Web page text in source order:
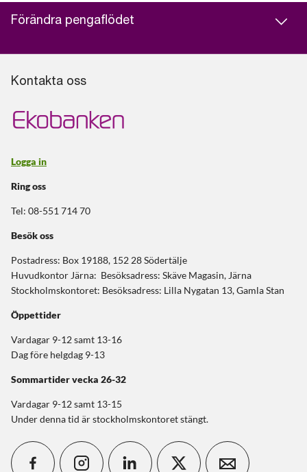
Förändra pengaflödet
Kontakta oss
Logga in
Ring oss
Tel: 08-551 714 70
Besök oss
Postadress: Box 19188, 152 28 Södertälje
Huvudkontor Järna: Besöksadress: Skäve Magasin, Järna
Stockholmskontoret: Besöksadress: Lilla Nygatan 13, Gamla Stan
Öppettider
Vardagar 9-12 samt 13-16
Dag före helgdag 9-13
Sommartidervecka 26-32
Vardagar 9-12 samt 13-15
Under denna tid är stockholmskontoret stängt.